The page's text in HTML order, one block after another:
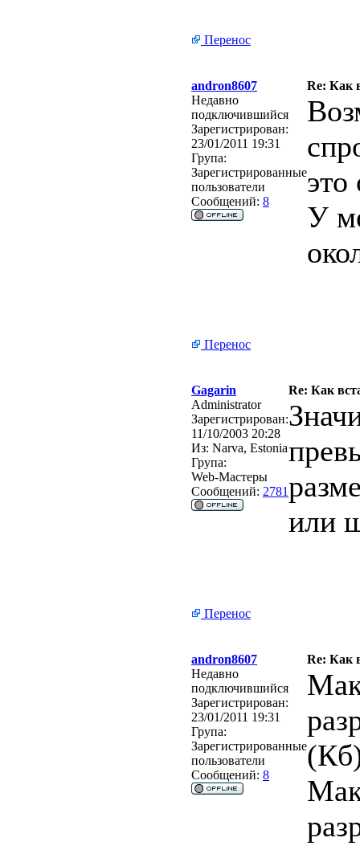
Перенос
andron8607
Re: Как
Недавно
подключившийся
Зарегистрирован:
23/01/2011 19:31
Група:
Зарегистрированные
пользователи
Сообщений: 8
это
У
Перенос
Gagarin
Re: Как
Administrator
Зарегистрирован:
11/10/2003 20:28
Из: Narva, Estonia
Група:
Web-Мастеры
Сообщений: 2781
или
Перенос
andron8607
Re: Как
Недавно
подключившийся
Зарегистрирован:
23/01/2011 19:31
Група:
Зарегистрированные
пользователи
Сообщений: 8